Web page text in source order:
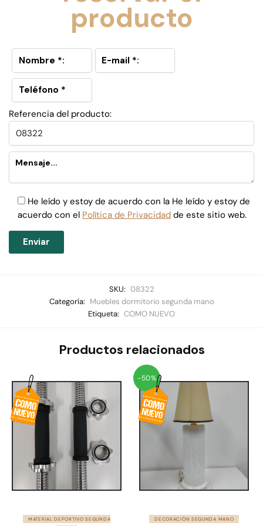
producto
Referencia del producto:
He leído y estoy de acuerdo con la He leído y estoy de
acuerdo con el Política de Privacidad de este sitio web.
SKU: 08322
Categoría: Muebles dormitorio segunda mano
Etiqueta: COMO NUEVO
Productos relacionados
MATERIAL DEPORTIVO SEGUNDA
-50%
DECORACIÓN SEGUNDA MANO